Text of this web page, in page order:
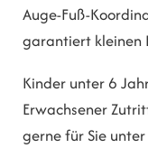
Auge-Fuß-
garantiert kleinen
Kinder unter 6
Erwachsener
gerne für Sie